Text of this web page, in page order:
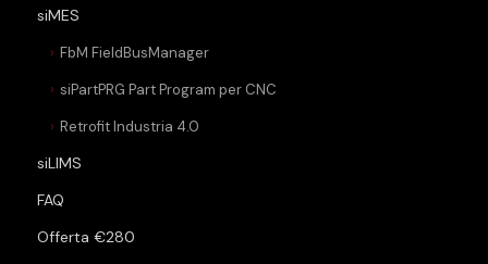
siMES
FbM FieldBusManager
siPartPRG Part Program per CNC
Retrofit Industria 4.0
siLIMS
FAQ
Offerta €280